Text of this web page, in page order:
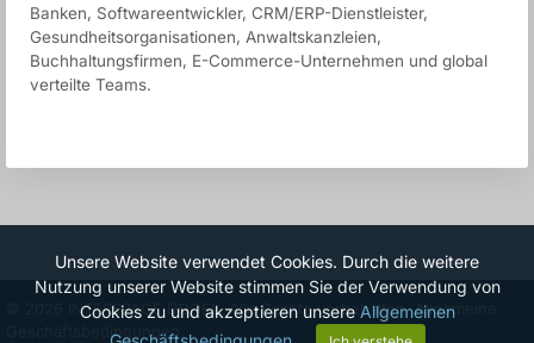
Banken, Softwareentwickler, CRM/ERP-Dienstleister,
Gesundheitsorganisationen, Anwaltskanzleien,
Buchhaltungsfirmen, E-Commerce-Unternehmen und global
verteilte Teams.
Unsere Website verwendet Cookies. Durch die weitere
Nutzung unserer Website stimmen Sie der Verwendung von
Cookies zu und akzeptieren unsere Allgemeinen
© 2026 INTERSPACE DOOEL. Alle Rechte vorbehalten.Allgemeine
Geschäftsbedingungen.